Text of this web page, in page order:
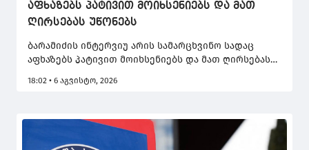
აფხაზებს პატივით მოიხსენიებს და მათ
ღირსებას უწონებს
ბარამიძის ინტერვიუ არის სამარცხვინო სადაც
აფხაზებს პატივით მოიხსენიებს და მათ ღირსებას
მიზანმიმართულად აფხაზების მკვლელობაში
18:02 • 6 აგვისტო, 2026